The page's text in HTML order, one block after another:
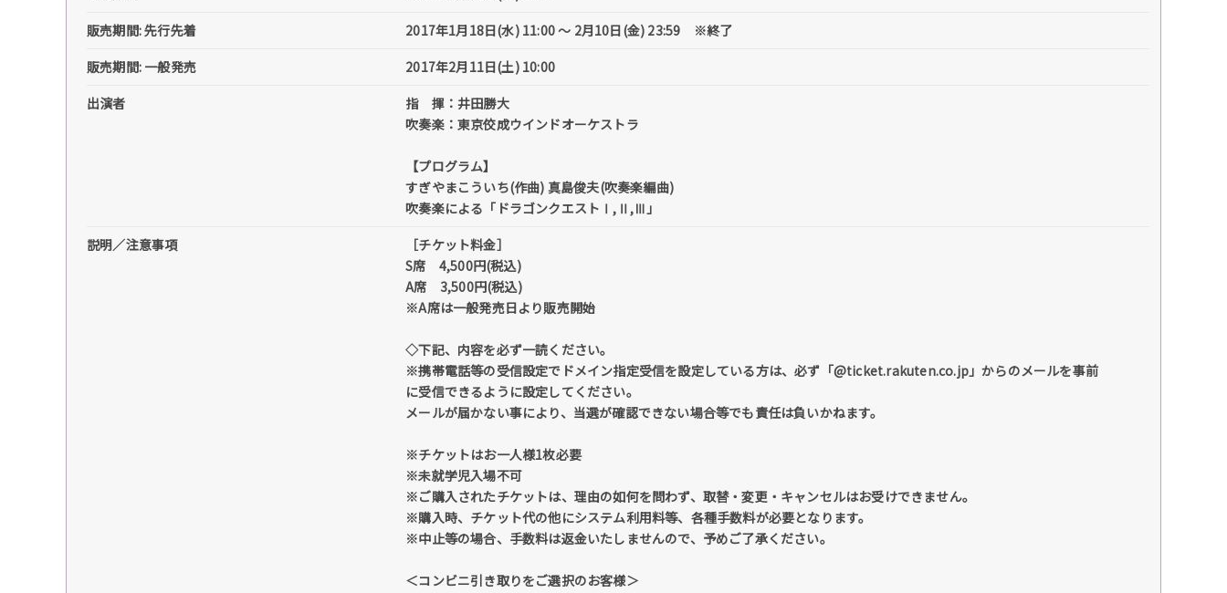
販売期間: 先行先着
2017年1月18日(水) 11:00 〜 2月10日(金) 23:59 ※終了
販売期間: 一般発売
2017年2月11日(土) 10:00
出演者
指 揮：井田勝大
吹奏楽：東京佼成ウインドオーケストラ
【プログラム】
すぎやまこういち(作曲) 真島俊夫(吹奏楽編曲)
吹奏楽による「ドラゴンクエストⅠ,Ⅱ,Ⅲ」
説明／注意事項
［チケット料金］
S席 4,500円(税込)
A席 3,500円(税込)
※A席は一般発売日より販売開始
◇下記、内容を必ず一読ください。
※携帯電話等の受信設定でドメイン指定受信を設定している方は、必ず「@ticket.rakuten.co.jp」からのメールを事前
に受信できるように設定してください。
メールが届かない事により、当選が確認できない場合等でも責任は負いかねます。
※チケットはお一人様1枚必要
※未就学児入場不可
※ご購入されたチケットは、理由の如何を問わず、取替・変更・キャンセルはお受けできません。
※購入時、チケット代の他にシステム利用料等、各種手数料が必要となります。
※中止等の場合、手数料は返金いたしませんので、予めご了承ください。
＜コンビニ引き取りをご選択のお客様＞